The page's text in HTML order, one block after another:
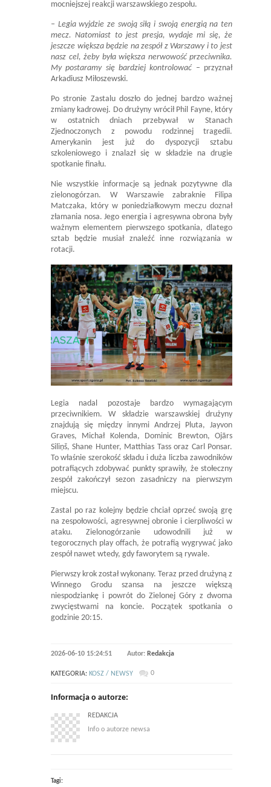
mocniejszej reakcji warszawskiego zespołu.
– Legia wyjdzie ze swoją siłą i swoją energią na ten
mecz. Natomiast to jest presja, wydaje mi się, że
jeszcze większa będzie na zespół z Warszawy i to jest
nasz cel, żeby była większa nerwowość przeciwnika.
My postaramy się bardziej kontrolować – przyznał
Arkadiusz Miłoszewski.
Po stronie Zastalu doszło do jednej bardzo ważnej
zmiany kadrowej. Do drużyny wrócił Phil Fayne, który
w ostatnich dniach przebywał w Stanach
Zjednoczonych z powodu rodzinnej tragedii.
Amerykanin jest już do dyspozycji sztabu
szkoleniowego i znalazł się w składzie na drugie
spotkanie finału.
Nie wszystkie informacje są jednak pozytywne dla
zielonogórzan. W Warszawie zabraknie Filipa
Matczaka, który w poniedziałkowym meczu doznał
złamania nosa. Jego energia i agresywna obrona były
ważnym elementem pierwszego spotkania, dlatego
sztab będzie musiał znaleźć inne rozwiązania w
rotacji.
Legia nadal pozostaje bardzo wymagającym
przeciwnikiem. W składzie warszawskiej drużyny
znajdują się między innymi Andrzej Pluta, Jayvon
Graves, Michał Kolenda, Dominic Brewton, Ojārs
Siliņš, Shane Hunter, Matthias Tass oraz Carl Ponsar.
To właśnie szerokość składu i duża liczba zawodników
potrafiących zdobywać punkty sprawiły, że stołeczny
zespół zakończył sezon zasadniczy na pierwszym
miejscu.
Zastal po raz kolejny będzie chciał oprzeć swoją grę
na zespołowości, agresywnej obronie i cierpliwości w
ataku. Zielonogórzanie udowodnili już w
tegorocznych play offach, że potrafią wygrywać jako
zespół nawet wtedy, gdy faworytem są rywale.
Pierwszy krok został wykonany. Teraz przed drużyną z
Winnego Grodu szansa na jeszcze większą
niespodziankę i powrót do Zielonej Góry z dwoma
zwycięstwami na koncie. Początek spotkania o
godzinie 20:15.
2026-06-10 15:24:51 Autor: Redakcja
KATEGORIA: KOSZ / NEWSY 0
Informacja o autorze:
REDAKCJA
Info o autorze newsa
Tagi: